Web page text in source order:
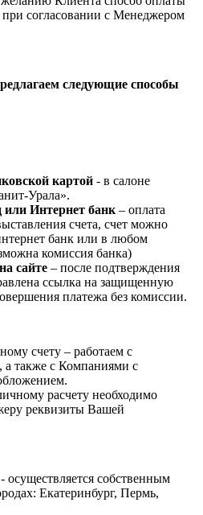
при согласовании с Менеджером
следующие способы
картой - в салоне
Урала».
или Интернет банк – оплата
счета, счет можно
банк или в любом
комиссия банка)
сайте – после подтверждения
ссылка на защищенную
платежа без комиссии.
счету – работаем с
также с Компаниями с
расчету необходимо
реквизиты Вашей
осуществляется собственным
Екатеринбург, Пермь,